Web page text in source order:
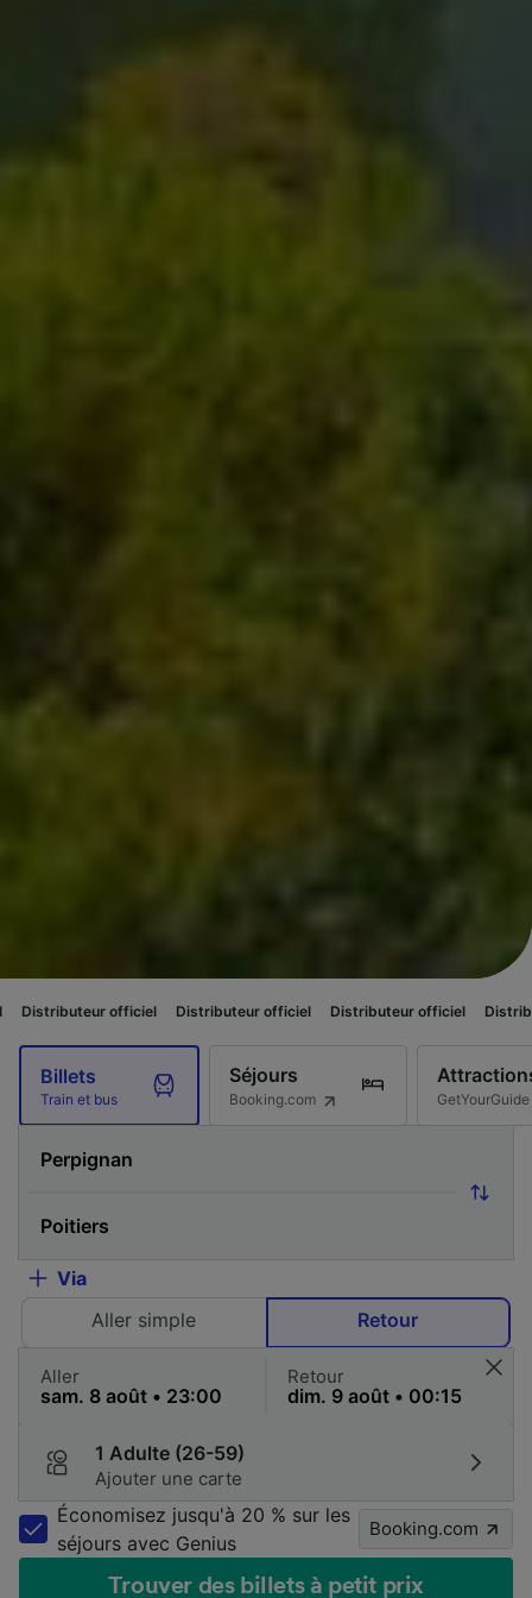
officiel Distributeur officiel Distributeur officiel Distributeur officiel
Billets
Train et bus
Séjours
Booking.com GetYourGuide
Via
Aller simple
Retour
Aller Retour
1 Adulte (26-59)
Ajouter une carte
Économisez jusqu'à 20 % sur les
séjours avec Genius
Booking.com
Trouver des billets à petit prix